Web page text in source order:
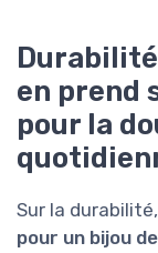
en prend
pour la
Sur la
pour un bijou